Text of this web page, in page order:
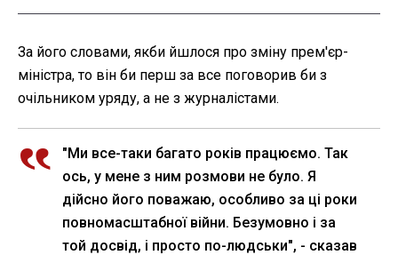
За його словами, якби йшлося про зміну прем'єр-
міністра, то він би перш за все поговорив би з
очільником уряду, а не з журналістами.
"Ми все-таки багато років працюємо. Так
ось, у мене з ним розмови не було. Я
дійсно його поважаю, особливо за ці роки
повномасштабної війни. Безумовно і за
той досвід, і просто по-людськи", - сказав